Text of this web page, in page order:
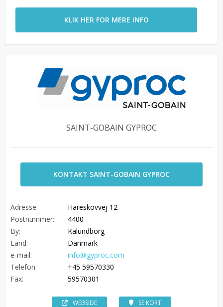
KLIK HER FOR MERE INFO
SAINT-GOBAIN GYPROC
KONTAKT SAINT-GOBAIN GYPROC
Adresse:
Hareskovvej 12
Postnummer:
4400
By:
Kalundborg
Land:
Danmark
e-mail:
info@gyproc.com
Telefon:
+45 59570330
Fax:
59570301
WEBSIDE SE KORT